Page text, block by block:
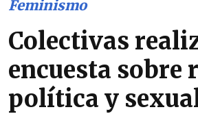
Feminismo
Colectivas
encuesta sobre
política y